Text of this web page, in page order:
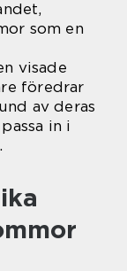
som en
visade
föredrar
av deras
in i